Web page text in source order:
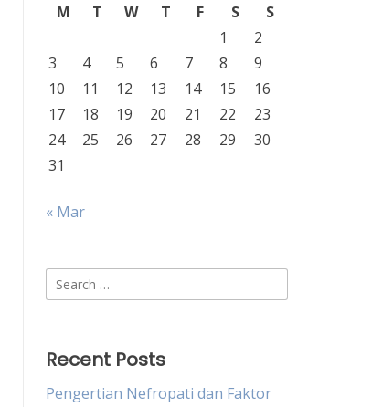
M
T W T F S
S
1
2
3
4 5 6 7 8
9
10
11 12 13 14 15
16
17
18 19 20 21 22
23
24
25 26 27 28 29
30
31
« Mar
Search
for:
Recent Posts
Pengertian Nefropati dan Faktor